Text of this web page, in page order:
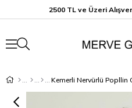
2500 TL ve Üzeri
Kemerli Nervürlü Popllin